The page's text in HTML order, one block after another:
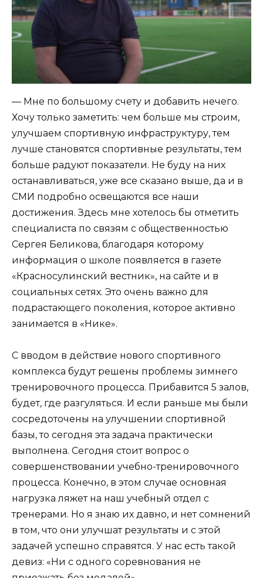
— Мне по большому счету и добавить нечего.
Хочу только заметить: чем больше мы строим,
улучшаем спортивную инфраструктуру, тем
лучше становятся спортивные результаты, тем
больше радуют показатели. Не буду на них
останавливаться, уже все сказано выше, да и в
СМИ подробно освещаются все наши
достижения. Здесь мне хотелось бы отметить
специалиста по связям с общественностью
Сергея Беликова, благодаря которому
информация о школе появляется в газете
«Красносулинский вестник», на сайте и в
социальных сетях. Это очень важно для
подрастающего поколения, которое активно
занимается в «Нике».
С вводом в действие нового спортивного
комплекса будут решены проблемы зимнего
тренировочного процесса. Прибавится 5 залов,
будет, где разгуляться. И если раньше мы были
сосредоточены на улучшении спортивной
базы, то сегодня эта задача практически
выполнена. Сегодня стоит вопрос о
совершенствовании учебно-тренировочного
процесса. Конечно, в этом случае основная
нагрузка ляжет на наш учебный отдел с
тренерами. Но я знаю их давно, и нет сомнений
в том, что они улучшат результаты и с этой
задачей успешно справятся. У нас есть такой
девиз: «Ни с одного соревнования не